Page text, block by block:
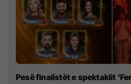
Pesë finalistët e spektaklit